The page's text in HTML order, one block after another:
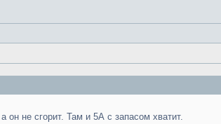
не сгорит. Там и 5А с запасом хватит.